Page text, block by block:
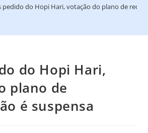
pedido do Hopi Hari, votação do plano de
do Hopi Hari,
plano de
é suspensa